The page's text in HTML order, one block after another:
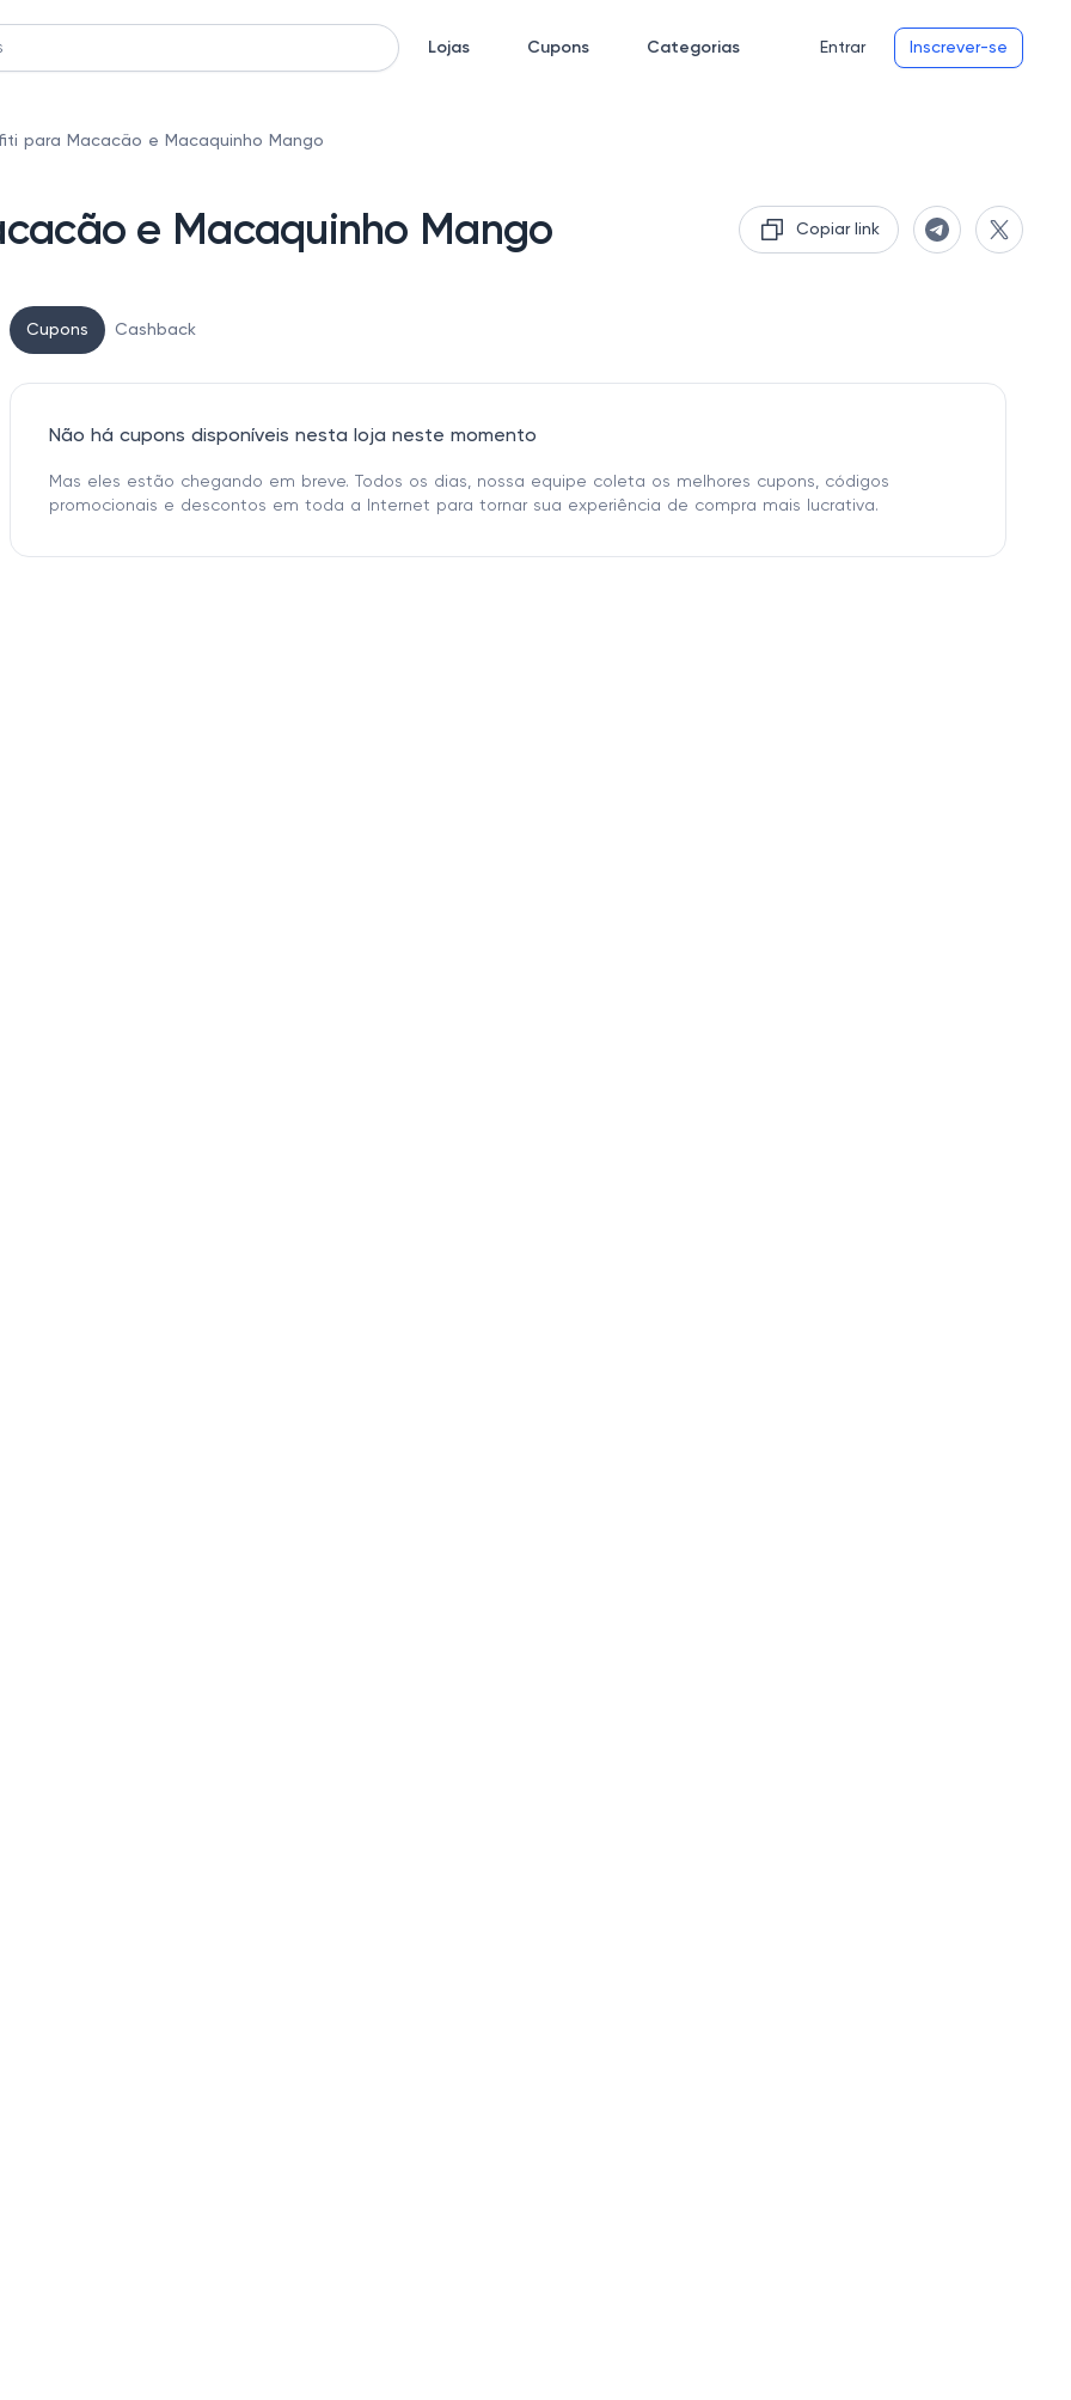
Lojas Cupons Categorias Entrar Inscrever-se
para Macacão e Macaquinho Mango
e Macaquinho Mango Copiar link
Cupons Cashback
Não há cupons disponíveis nesta loja neste momento
Mas eles estão chegando em breve. Todos os dias, nossa equipe coleta os melhores cupons, códigos
promocionais e descontos em toda a Internet para tornar sua experiência de compra mais lucrativa.